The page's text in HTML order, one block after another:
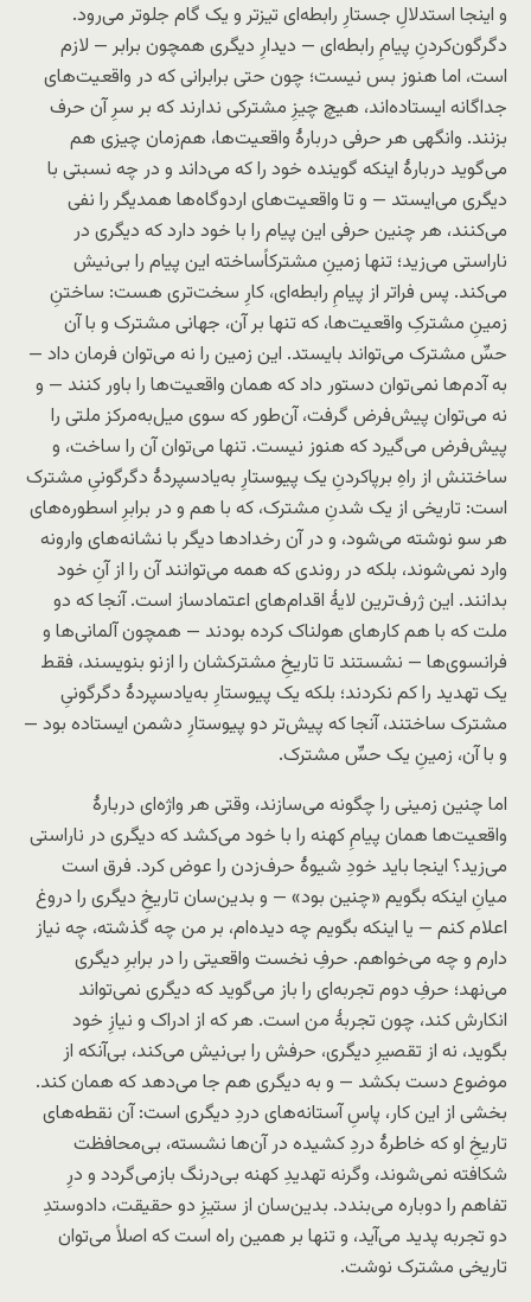
و اینجا استدلالِ جستارِ رابطه‌ای تیزتر و یک گام جلوتر می‌رود.
دگرگون‌کردنِ پیامِ رابطه‌ای — دیدارِ دیگری همچون برابر — لازم
است، اما هنوز بس نیست؛ چون حتی برابرانی که در واقعیت‌های
جداگانه ایستاده‌اند، هیچ چیزِ مشترکی ندارند که بر سرِ آن حرف
بزنند. وانگهی هر حرفی دربارهٔ واقعیت‌ها، هم‌زمان چیزی هم
می‌گوید دربارهٔ اینکه گوینده خود را که می‌داند و در چه نسبتی با
دیگری می‌ایستد — و تا واقعیت‌های اردوگاه‌ها همدیگر را نفی
می‌کنند، هر چنین حرفی این پیام را با خود دارد که دیگری در
ناراستی می‌زید؛ تنها زمینِ مشترکاً‌ساخته این پیام را بی‌نیش
می‌کند. پس فراتر از پیامِ رابطه‌ای، کارِ سخت‌تری هست: ساختنِ
زمینِ مشترکِ واقعیت‌ها، که تنها بر آن، جهانی مشترک و با آن
حسِّ مشترک می‌تواند بایستد. این زمین را نه می‌توان فرمان داد —
به آدم‌ها نمی‌توان دستور داد که همان واقعیت‌ها را باور کنند — و
نه می‌توان پیش‌فرض گرفت، آن‌طور که سوی میل‌به‌مرکز ملتی را
پیش‌فرض می‌گیرد که هنوز نیست. تنها می‌توان آن را ساخت، و
ساختنش از راهِ برپاکردنِ یک پیوستارِ به‌یاد‌سپردهٔ دگرگونیِ مشترک
است: تاریخی از یک شدنِ مشترک، که با هم و در برابرِ اسطوره‌های
هر سو نوشته می‌شود، و در آن رخدادها دیگر با نشانه‌های وارونه
وارد نمی‌شوند، بلکه در روندی که همه می‌توانند آن را از آنِ خود
بدانند. این ژرف‌ترین لایهٔ اقدام‌های اعتمادساز است. آنجا که دو
ملت که با هم کارهای هولناک کرده بودند — همچون آلمانی‌ها و
فرانسوی‌ها — نشستند تا تاریخِ مشترکشان را از‌نو بنویسند، فقط
یک تهدید را کم نکردند؛ بلکه یک پیوستارِ به‌یاد‌سپردهٔ دگرگونیِ
مشترک ساختند، آنجا که پیش‌تر دو پیوستارِ دشمن ایستاده بود —
و با آن، زمینِ یک حسِّ مشترک.
اما چنین زمینی را چگونه می‌سازند، وقتی هر واژه‌ای دربارهٔ
واقعیت‌ها همان پیامِ کهنه را با خود می‌کشد که دیگری در ناراستی
می‌زید؟ اینجا باید خودِ شیوهٔ حرف‌زدن را عوض کرد. فرق است
میانِ اینکه بگویم «چنین بود» — و بدین‌سان تاریخِ دیگری را دروغ
اعلام کنم — یا اینکه بگویم چه دیده‌ام، بر من چه گذشته، چه نیاز
دارم و چه می‌خواهم. حرفِ نخست واقعیتی را در برابرِ دیگری
می‌نهد؛ حرفِ دوم تجربه‌ای را باز می‌گوید که دیگری نمی‌تواند
انکارش کند، چون تجربهٔ من است. هر که از ادراک و نیازِ خود
بگوید، نه از تقصیرِ دیگری، حرفش را بی‌نیش می‌کند، بی‌آنکه از
موضوع دست بکشد — و به دیگری هم جا می‌دهد که همان کند.
بخشی از این کار، پاسِ آستانه‌های دردِ دیگری است: آن نقطه‌های
تاریخِ او که خاطرهٔ دردِ کشیده در آن‌ها نشسته، بی‌محافظت
شکافته نمی‌شوند، وگرنه تهدیدِ کهنه بی‌درنگ باز‌می‌گردد و درِ
تفاهم را دوباره می‌بندد. بدین‌سان از ستیزِ دو حقیقت، داد‌و‌ستدِ
دو تجربه پدید می‌آید، و تنها بر همین راه است که اصلاً می‌توان
تاریخی مشترک نوشت.